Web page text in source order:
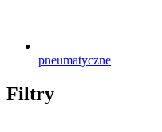
pneumatyczne
Filtry